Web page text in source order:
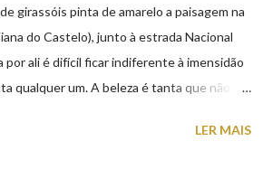
girassóis pinta de amarelo a paisagem na
do Castelo), junto à estrada Nacional
por ali é difícil ficar indiferente à imensidão
qualquer um. A beleza é tanta que não
como cenário para tirar algumas
LER MAIS